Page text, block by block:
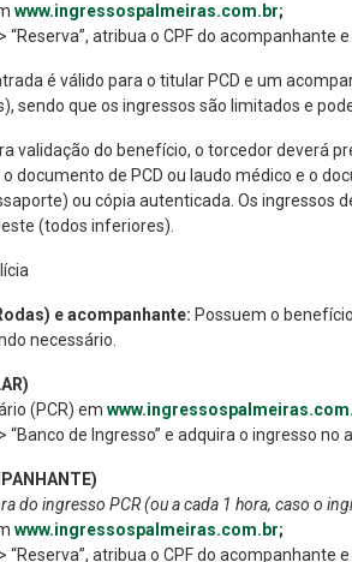
www.ingressospalmeiras.com.br;
“Reserva”, atribua o CPF do acompanhante
é válido para o titular PCD e um
sendo que os ingressos são limitados e
validação do benefício, o torcedor deverá
documento de PCD ou laudo médico e o
ou cópia autenticada. Os ingressos
(todos inferiores).
e acompanhante: Possuem o
necessário.
(PCR) em
“Banco de Ingresso” e adquira o ingresso no
do ingresso PCR (ou a cada 1 hora, caso o
www.ingressospalmeiras.com.br;
“Reserva”, atribua o CPF do acompanhante